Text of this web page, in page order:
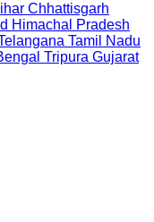
Chhattisgarh
Himachal Pradesh
Tamil Nadu
Tripura Gujarat